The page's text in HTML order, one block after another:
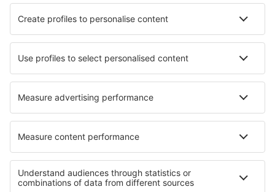
Lufthansa
Despre eSky
Cariere
Termeni şi condiţii
Rezervările mele
Politica de Confidențialitate
Politică cookie